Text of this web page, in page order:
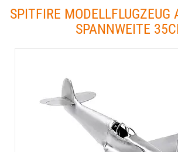
SPITFIRE MODELLFLUGZEUG
SPANNWEITE